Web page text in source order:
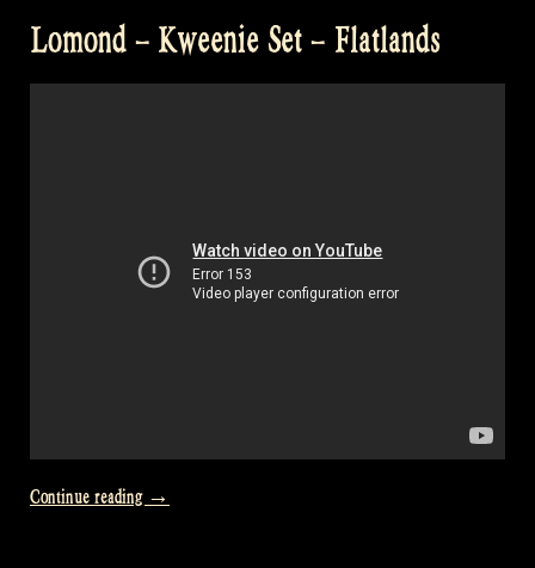
–
Outlander
Lomond – Kweenie Set – Flatlands
Continue reading „Video:
→